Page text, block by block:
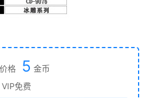
格 5 金币
VIP免费